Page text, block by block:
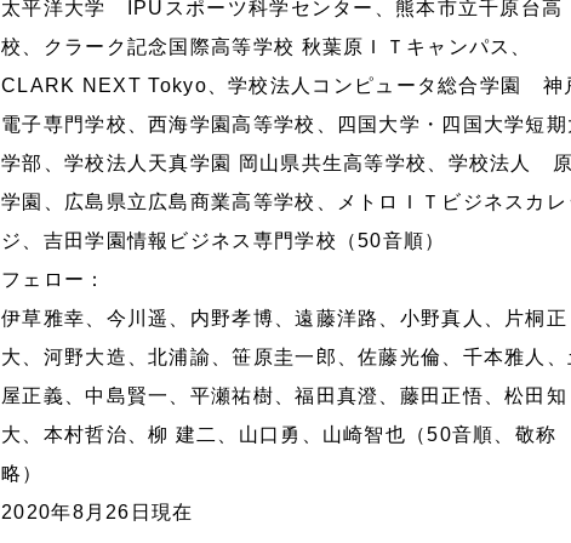
太平洋大学 IPUスポーツ科学センター、熊本市立千原台高
校、クラーク記念国際高等学校 秋葉原ＩＴキャンパス、
CLARK NEXT Tokyo、学校法人コンピュータ総合学園 神
電子専門学校、西海学園高等学校、四国大学・四国大学短期
学部、学校法人天真学園 岡山県共生高等学校、学校法人
学園、広島県立広島商業高等学校、メトロＩＴビジネスカレ
ジ、吉田学園情報ビジネス専門学校（50音順）
フェロー：
伊草雅幸、今川遥、内野孝博、遠藤洋路、小野真人、片桐正
大、河野大造、北浦諭、笹原圭一郎、佐藤光倫、千本雅人、
屋正義、中島賢一、平瀬祐樹、福田真澄、藤田正悟、松田知
大、本村哲治、柳 建二、山口勇、山崎智也（50音順、敬称
略）
2020年8月26日現在